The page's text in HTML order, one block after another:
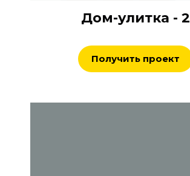
Дом-улитка - 2
Получить проект